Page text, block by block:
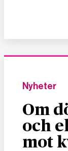
Nyheter
Om
och
mot